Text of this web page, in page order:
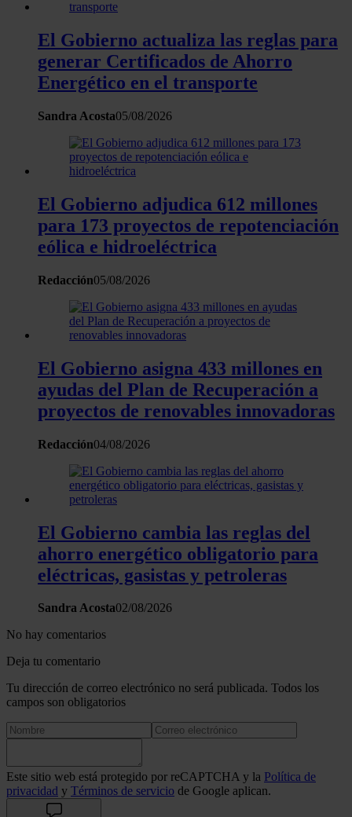
web, quienes pueden combinarla con otra información
que les haya proporcionado o que hayan recopilado a
partir del uso que haya hecho de sus servicios.
El Gobierno actualiza las reglas para
generar Certificados de Ahorro
Energético en el transporte
Sandra Acosta05/08/2026
El Gobierno adjudica 612 millones
para 173 proyectos de repotenciación
eólica e hidroeléctrica
Redacción05/08/2026
El Gobierno asigna 433 millones en
ayudas del Plan de Recuperación a
proyectos de renovables innovadoras
Redacción04/08/2026
El Gobierno cambia las reglas del
ahorro energético obligatorio para
eléctricas, gasistas y petroleras
Sandra Acosta02/08/2026
No hay comentarios
Deja tu comentario
Tu dirección de correo electrónico no será publicada. Todos los
campos son obligatorios
Este sitio web está protegido por reCAPTCHA y la Política de
privacidad y Términos de servicio de Google aplican.